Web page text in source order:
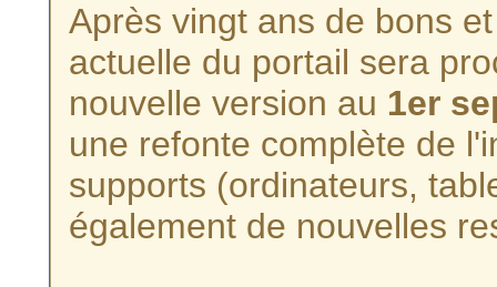
Après vingt ans de bons
actuelle du portail sera
nouvelle version au 1er
une refonte complète de
supports (ordinateurs,
également de nouvelles